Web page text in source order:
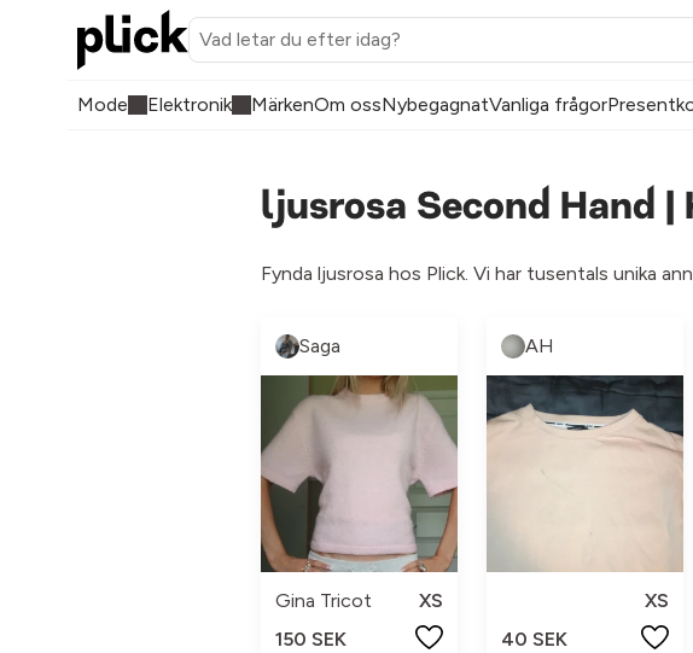
Mode Elektronik MärkenOm ossNybegagnatVanliga frågor
ljusrosa Second Hand
Fynda ljusrosa hos Plick. Vi har tusentals unika
Saga
Gina Tricot
XS
150 SEK
AH
XS
40 SEK